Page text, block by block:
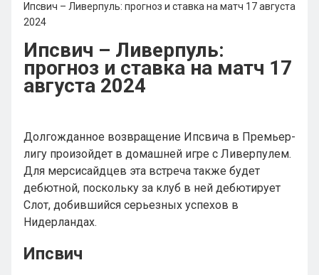
Ипсвич – Ливерпуль: прогноз и ставка на матч 17 августа
2024
Ипсвич – Ливерпуль:
прогноз и ставка на матч 17
августа 2024
Долгожданное возвращение Ипсвича в Премьер-
лигу произойдет в домашней игре с Ливерпулем.
Для мерсисайдцев эта встреча также будет
дебютной, поскольку за клуб в ней дебютирует
Слот, добившийся серьезных успехов в
Нидерландах.
Ипсвич